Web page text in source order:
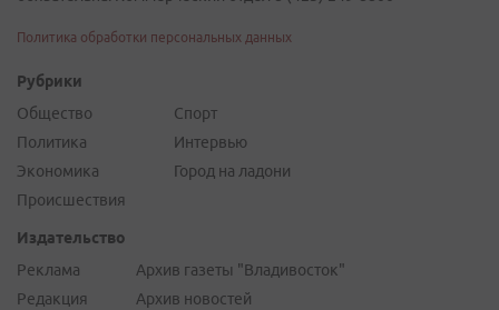
Политика обработки персональных данных
Рубрики
Общество
Политика
Экономика
Происшествия
Спорт
Интервью
Город на ладони
Издательство
Реклама
Редакция
Архив газеты "Владивосток"
Архив новостей